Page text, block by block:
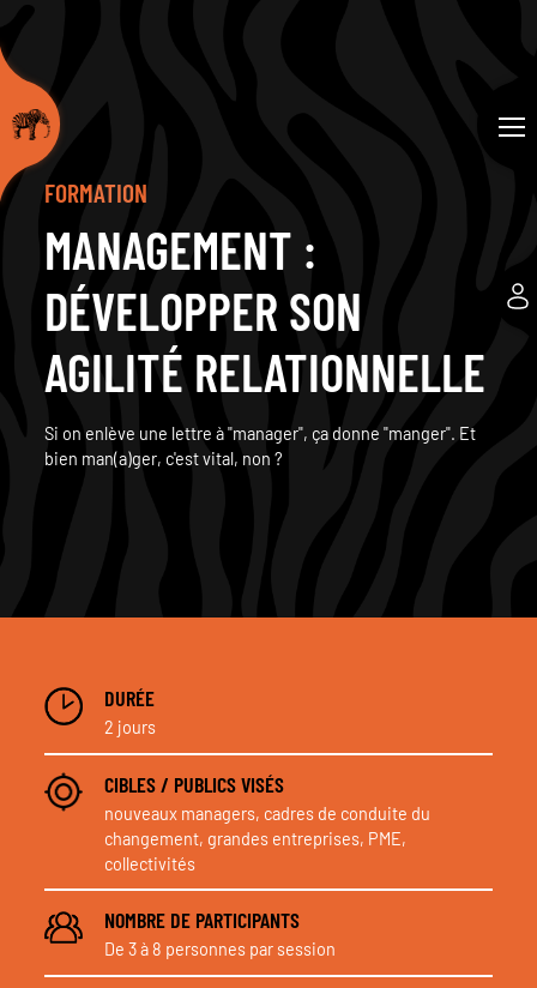
FORMATION
MANAGEMENT :
DÉVELOPPER SON
AGILITÉ RELATIONNELLE
Si on enlève une lettre à "manager", ça donne "manger". Et
bien man(a)ger, c'est vital, non ?
DURÉE
2 jours
CIBLES / PUBLICS VISÉS
nouveaux managers, cadres de conduite du
changement, grandes entreprises, PME,
collectivités
NOMBRE DE PARTICIPANTS
De 3 à 8 personnes par session